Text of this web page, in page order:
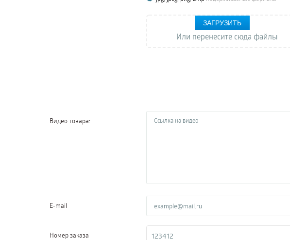
Или перенесите сюда файлы
ЗАГРУЗИТЬ
Видео товара:
E-mail
Номер заказа